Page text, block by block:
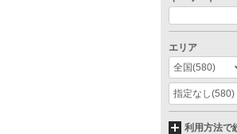
エリア
全国(580)
指定なし(580)
利用方法で